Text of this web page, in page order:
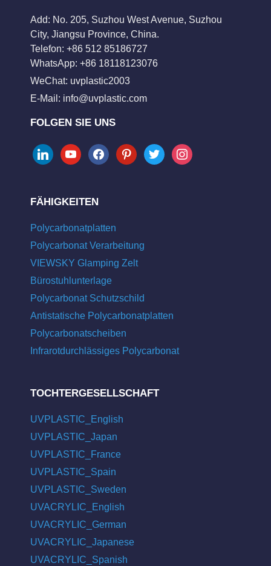
Add: No. 205, Suzhou West Avenue, Suzhou
City, Jiangsu Province, China.
Telefon: +86 512 85186727
WhatsApp: +86 18118123076
WeChat: uvplastic2003
E-Mail: info@uvplastic.com
FOLGEN SIE UNS
linkedinyoutubefacebookpinteresttwitter instagram
FÄHIGKEITEN
Polycarbonatplatten
Polycarbonat Verarbeitung
VIEWSKY Glamping Zelt
Bürostuhlunterlage
Polycarbonat Schutzschild
Antistatische Polycarbonatplatten
Polycarbonatscheiben
Infrarotdurchlässiges Polycarbonat
TOCHTERGESELLSCHAFT
UVPLASTIC_English
UVPLASTIC_Japan
UVPLASTIC_France
UVPLASTIC_Spain
UVPLASTIC_Sweden
UVACRYLIC_English
UVACRYLIC_German
UVACRYLIC_Japanese
UVACRYLIC_Spanish